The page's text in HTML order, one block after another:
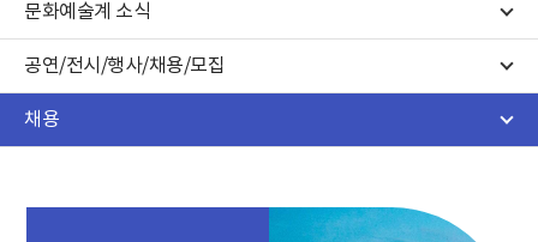
문화예술계 소식
공연/전시/행사/채용/모집
채용